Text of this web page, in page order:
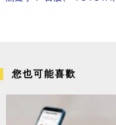
您也可能喜歡